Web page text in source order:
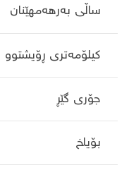
ساڵی بەرهەمهێنان
کیلۆمەتری ڕۆیشتوو
جۆری گێڕ
بۆیاخ